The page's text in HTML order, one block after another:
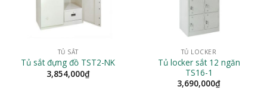
TỦ SẮT
Tủ sắt đựng đồ TST2-NK
3,854,000₫
TỦ LOCKER
Tủ locker sắt 12 ngăn
TS16-1
3,690,000₫